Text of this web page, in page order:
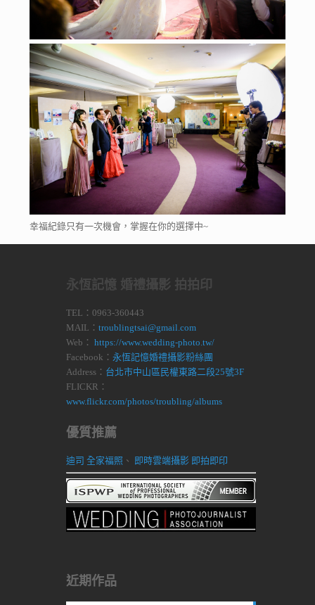
幸福紀錄只有一次機會，掌握在你的選擇中~
永恆記憶 婚禮攝影 拍拍印
TEL：0963-360443
MAIL： troublingtsai@gmail.com
Web： https://www.wedding-photo.tw/
Facebook： 永恆記憶婚禮攝影粉絲團
Address： 台北市中山區民權東路二段25號3F
FLICKR：
www.flickr.com/photos/troubling/albums
優質推薦
迪司 全家福照 、 即時雲端攝影 即拍即印
近期作品